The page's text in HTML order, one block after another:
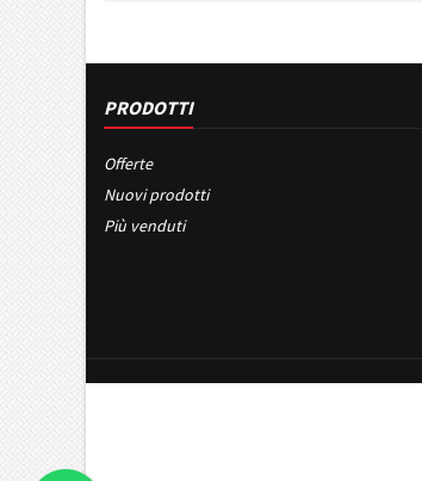
PRODOTTI
Offerte
Nuovi prodotti
Più venduti